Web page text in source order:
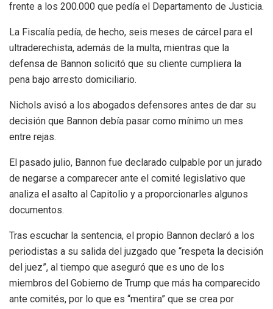
frente a los 200.000 que pedía el Departamento de Justicia.
La Fiscalía pedía, de hecho, seis meses de cárcel para el
ultraderechista, además de la multa, mientras que la
defensa de Bannon solicitó que su cliente cumpliera la
pena bajo arresto domiciliario.
Nichols avisó a los abogados defensores antes de dar su
decisión que Bannon debía pasar como mínimo un mes
entre rejas.
El pasado julio, Bannon fue declarado culpable por un jurado
de negarse a comparecer ante el comité legislativo que
analiza el asalto al Capitolio y a proporcionarles algunos
documentos.
Tras escuchar la sentencia, el propio Bannon declaró a los
periodistas a su salida del juzgado que “respeta la decisión
del juez”, al tiempo que aseguró que es uno de los
miembros del Gobierno de Trump que más ha comparecido
ante comités, por lo que es “mentira” que se crea por